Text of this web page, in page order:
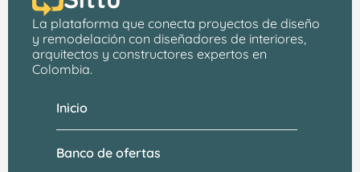
La plataforma que conecta proyectos de diseño
y remodelación con diseñadores de interiores,
arquitectos y constructores expertos en
Colombia.
Banco de ofertas
Inicio